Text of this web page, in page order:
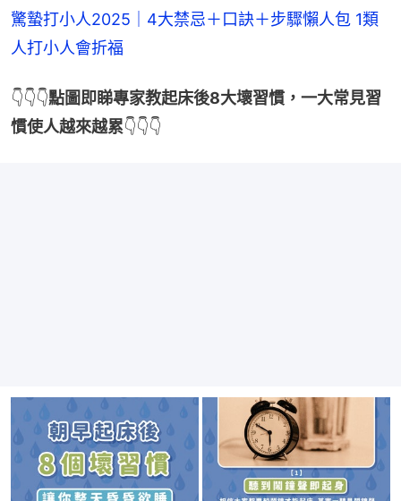
驚蟄打小人2025｜4大禁忌＋口訣＋步驟懶人包 1類
人打小人會折福
👇👇👇點圖即睇專家教起床後8大壞習慣，一大常見習
慣使人越來越累👇👇👇